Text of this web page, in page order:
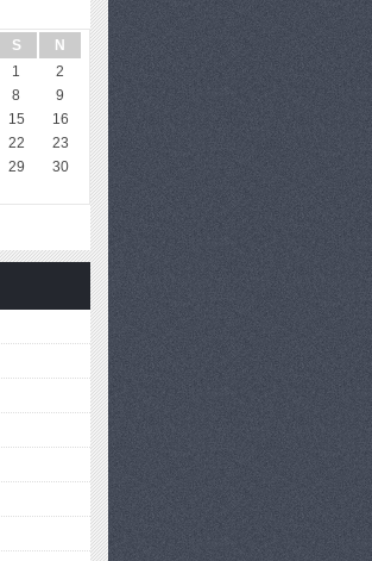
S
N
1
2
8
9
15
16
22
23
29
30